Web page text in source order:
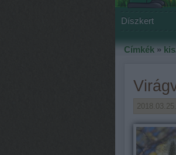
Díszkert
Címkék »